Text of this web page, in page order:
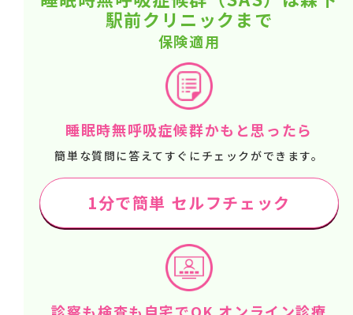
駅前クリニックまで
保険適用
睡眠時無呼吸症候群かもと思ったら
簡単な質問に答えてすぐにチェックができます。
1分で簡単 セルフチェック